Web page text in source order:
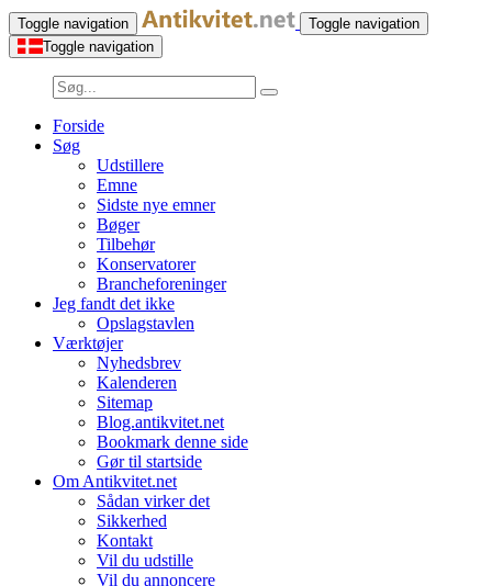
Toggle navigation
Toggle navigation
Toggle navigation
Forside
Søg
Udstillere
Emne
Sidste nye emner
Bøger
Tilbehør
Konservatorer
Brancheforeninger
Jeg fandt det ikke
Opslagstavlen
Værktøjer
Nyhedsbrev
Kalenderen
Sitemap
Blog.antikvitet.net
Bookmark denne side
Gør til startside
Om Antikvitet.net
Sådan virker det
Sikkerhed
Kontakt
Vil du udstille
Vil du annoncere